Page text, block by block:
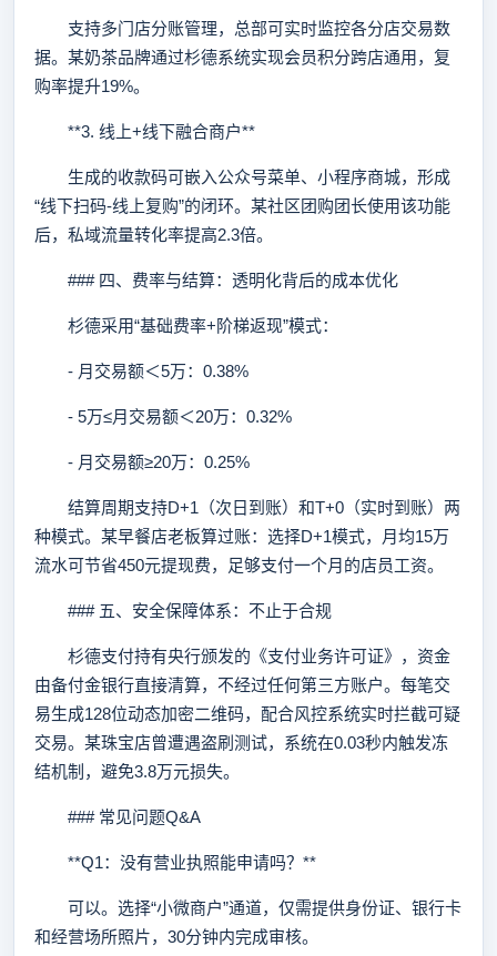
支持多门店分账管理，总部可实时监控各分店交易数
据。某奶茶品牌通过杉德系统实现会员积分跨店通用，复
购率提升19%。
**3. 线上+线下融合商户**
生成的收款码可嵌入公众号菜单、小程序商城，形成
“线下扫码-线上复购”的闭环。某社区团购团长使用该功能
后，私域流量转化率提高2.3倍。
### 四、费率与结算：透明化背后的成本优化
杉德采用“基础费率+阶梯返现”模式：
- 月交易额＜5万：0.38%
- 5万≤月交易额＜20万：0.32%
- 月交易额≥20万：0.25%
结算周期支持D+1（次日到账）和T+0（实时到账）两
种模式。某早餐店老板算过账：选择D+1模式，月均15万
流水可节省450元提现费，足够支付一个月的店员工资。
### 五、安全保障体系：不止于合规
杉德支付持有央行颁发的《支付业务许可证》，资金
由备付金银行直接清算，不经过任何第三方账户。每笔交
易生成128位动态加密二维码，配合风控系统实时拦截可疑
交易。某珠宝店曾遭遇盗刷测试，系统在0.03秒内触发冻
结机制，避免3.8万元损失。
### 常见问题Q&A
**Q1：没有营业执照能申请吗？**
可以。选择“小微商户”通道，仅需提供身份证、银行卡
和经营场所照片，30分钟内完成审核。